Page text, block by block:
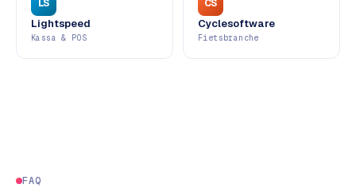
d
s
A
LS
Lightspeed
Kassa & POS
CS
Cyclesoftware
Fietsbranche
FAQ